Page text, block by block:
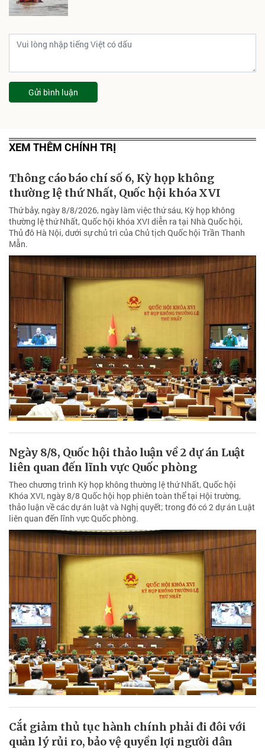
Gửi bình luận
XEM THÊM CHÍNH TRỊ
Thông cáo báo chí số 6, Kỳ họp không
thường lệ thứ Nhất, Quốc hội khóa XVI
Thứ bảy, ngày 8/8/2026, ngày làm việc thứ sáu, Kỳ họp không
thường lệ thứ Nhất, Quốc hội khóa XVI diễn ra tại Nhà Quốc hội,
Thủ đô Hà Nội, dưới sự chủ trì của Chủ tịch Quốc hội Trần Thanh
Mẫn.
Ngày 8/8, Quốc hội thảo luận về 2 dự án Luật
liên quan đến lĩnh vực Quốc phòng
Theo chương trình Kỳ họp không thường lệ thứ Nhất, Quốc hội
Khóa XVI, ngày 8/8 Quốc hội họp phiên toàn thể tại Hội trường,
thảo luận về các dự án luật và Nghị quyết; trong đó có 2 dự án Luật
liên quan đến lĩnh vực Quốc phòng.
Cắt giảm thủ tục hành chính phải đi đôi với
quản lý rủi ro, bảo vệ quyền lợi người dân